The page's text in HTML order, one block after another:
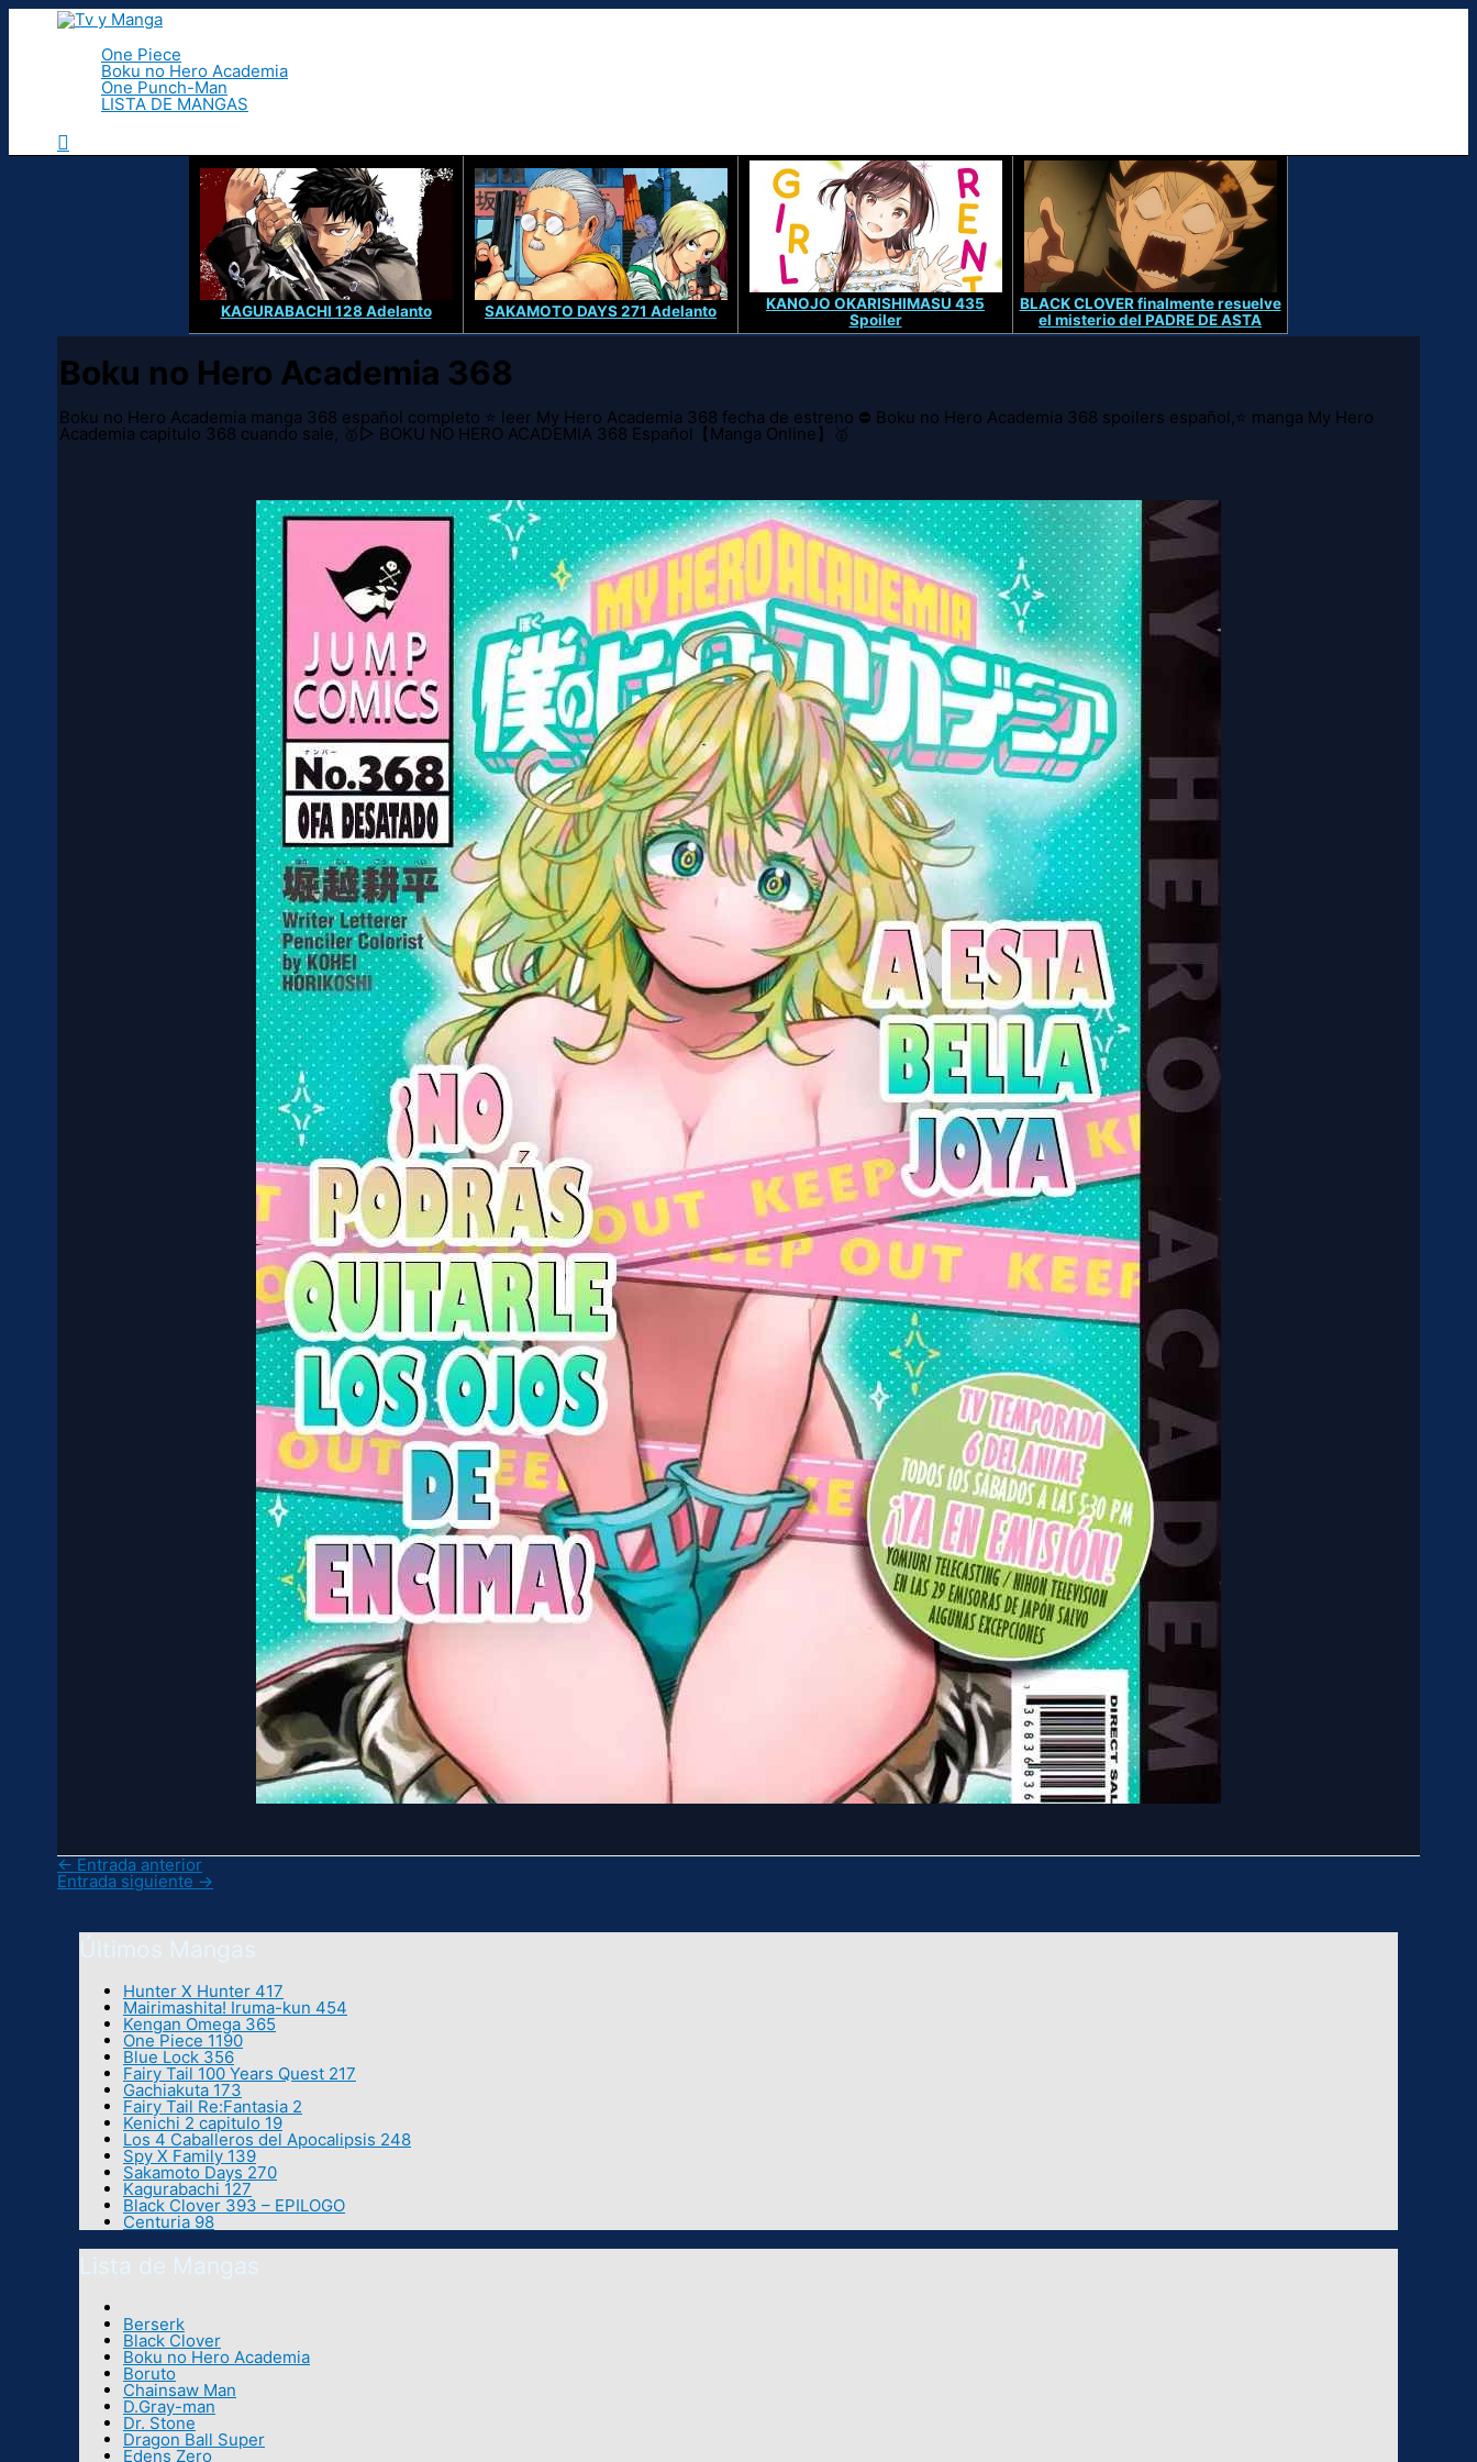
Ir
One Piece
Boku no Hero Academia
One Punch-Man
LISTA DE MANGAS
Buscar
KAGURABACHI 128 Adelanto SAKAMOTO DAYS 271 Adelanto
KANOJO OKARISHIMASU 435
Spoiler
BLACK CLOVER finalmente resuelve
el misterio del PADRE DE ASTA
Boku no Hero Academia 368
Boku no Hero Academia manga 368 español completo ⭐ leer My Hero Academia 368 fecha de estreno ⛔ Boku no Hero Academia 368 spoilers español,⭐ manga My Hero
Academia capitulo 368 cuando sale, 🥇▷ BOKU NO HERO ACADEMIA 368 Español【Manga Online】🥇
← Entrada anterior
Entrada siguiente →
Últimos Mangas
Hunter X Hunter 417
Mairimashita! Iruma-kun 454
Kengan Omega 365
One Piece 1190
Blue Lock 356
Fairy Tail 100 Years Quest 217
Gachiakuta 173
Fairy Tail Re:Fantasia 2
Kenichi 2 capitulo 19
Los 4 Caballeros del Apocalipsis 248
Spy X Family 139
Sakamoto Days 270
Kagurabachi 127
Black Clover 393 – EPILOGO
Centuria 98
Lista de Mangas
Berserk
Black Clover
Boku no Hero Academia
Boruto
Chainsaw Man
D.Gray-man
Dr. Stone
Dragon Ball Super
Edens Zero